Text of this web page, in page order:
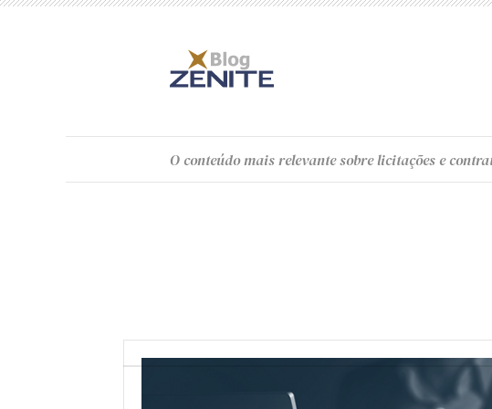
O conteúdomais relevante sobre licitações e